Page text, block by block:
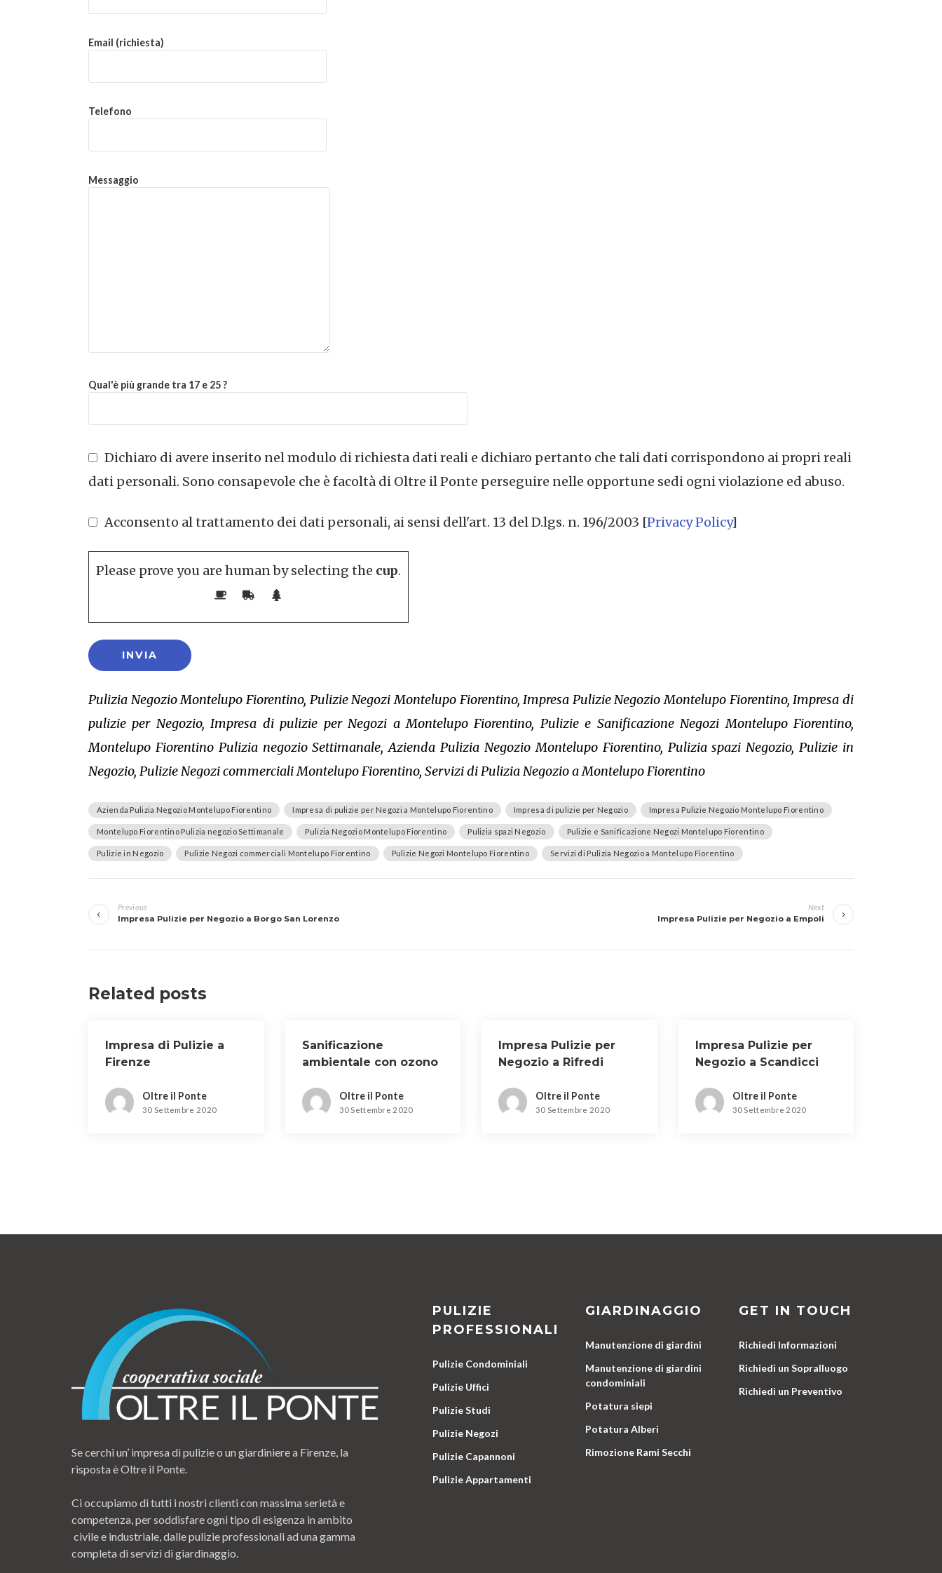
Email (richiesta)
Telefono
Messaggio
Qual'è più grande tra 17 e 25 ?
Dichiaro di avere inserito nel modulo di richiesta dati reali e dichiaro pertanto che tali dati corrispondono ai propri reali
dati personali. Sono consapevole che è facoltà di Oltre il Ponte perseguire nelle opportune sedi ogni violazione ed abuso.
Acconsento al trattamento dei dati personali, ai sensi dell'art. 13 del D.lgs. n. 196/2003 [Privacy Policy]
Please prove you are human by selecting the cup.
Pulizia Negozio Montelupo Fiorentino, Pulizie Negozi Montelupo Fiorentino, Impresa Pulizie Negozio Montelupo Fiorentino, Impresa di
pulizie per Negozio, Impresa di pulizie per Negozi a Montelupo Fiorentino, Pulizie e Sanificazione Negozi Montelupo Fiorentino,
Montelupo Fiorentino Pulizia negozio Settimanale, Azienda Pulizia Negozio Montelupo Fiorentino, Pulizia spazi Negozio, Pulizie in
Negozio, Pulizie Negozi commerciali Montelupo Fiorentino, Servizi di Pulizia Negozio a Montelupo Fiorentino
Azienda Pulizia Negozio Montelupo Fiorentino Impresa di pulizie per Negozi a Montelupo Fiorentino Impresa di pulizie per Negozio Impresa Pulizie Negozio Montelupo Fiorentino
Montelupo Fiorentino Pulizia negozio Settimanale Pulizia Negozio Montelupo Fiorentino Pulizia spazi Negozio Pulizie e Sanificazione Negozi Montelupo Fiorentino
Pulizie in Negozio Pulizie Negozi commerciali Montelupo Fiorentino Pulizie Negozi Montelupo Fiorentino Servizi di Pulizia Negozio a Montelupo Fiorentino
articoli
Previous
Impresa Pulizie per Negozio a Borgo San Lorenzo
Next
Impresa Pulizie per Negozio a Empoli
Related posts
Impresa di Pulizie a
Firenze
Oltre il Ponte
30 Settembre 2020
Sanificazione
ambientale con ozono
Oltre il Ponte
30 Settembre 2020
Impresa Pulizie per
Negozio a Rifredi
Oltre il Ponte
30 Settembre 2020
Impresa Pulizie per
Negozio a Scandicci
Oltre il Ponte
30 Settembre 2020
Se cerchi un’ impresa di pulizie o un giardiniere a Firenze, la
risposta è Oltre il Ponte.
Ci occupiamo di tutti i nostri clienti con massima serietà e
competenza, per soddisfare ogni tipo di esigenza in ambito
civile e industriale, dalle pulizie professionali ad una gamma
completa di servizi di giardinaggio.
PULIZIE
PROFESSIONALI
Pulizie Condominiali
Pulizie Uffici
Pulizie Studi
Pulizie Negozi
Pulizie Capannoni
Pulizie Appartamenti
GIARDINAGGIO
Manutenzione di giardini
Manutenzione di giardini
condominiali
Potatura siepi
Potatura Alberi
Rimozione Rami Secchi
GET IN TOUCH
Richiedi Informazioni
Richiedi un Sopralluogo
Richiedi un Preventivo